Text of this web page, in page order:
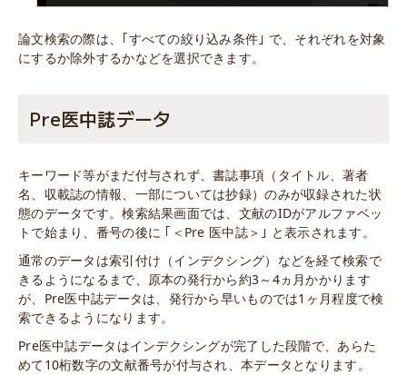
論文検索の際は、｢すべての絞り込み条件｣ で、それぞれを対象
にするか除外するかなどを選択できます。
Pre医中誌データ
キーワード等がまだ付与されず、書誌事項（タイトル、著者
名、収載誌の情報、一部については抄録）のみが収録された状
態のデータです。検索結果画面では、文献のIDがアルファベッ
トで始まり、番号の後に ｢＜Pre 医中誌＞｣ と表示されます。
通常のデータは索引付け（インデクシング）などを経て検索で
きるようになるまで、原本の発行から約3～4ヵ月かかります
が、Pre医中誌データは、発行から早いものでは1ヶ月程度で検
索できるようになります。
Pre医中誌データはインデクシングが完了した段階で、あらた
めて10桁数字の文献番号が付与され、本データとなります。